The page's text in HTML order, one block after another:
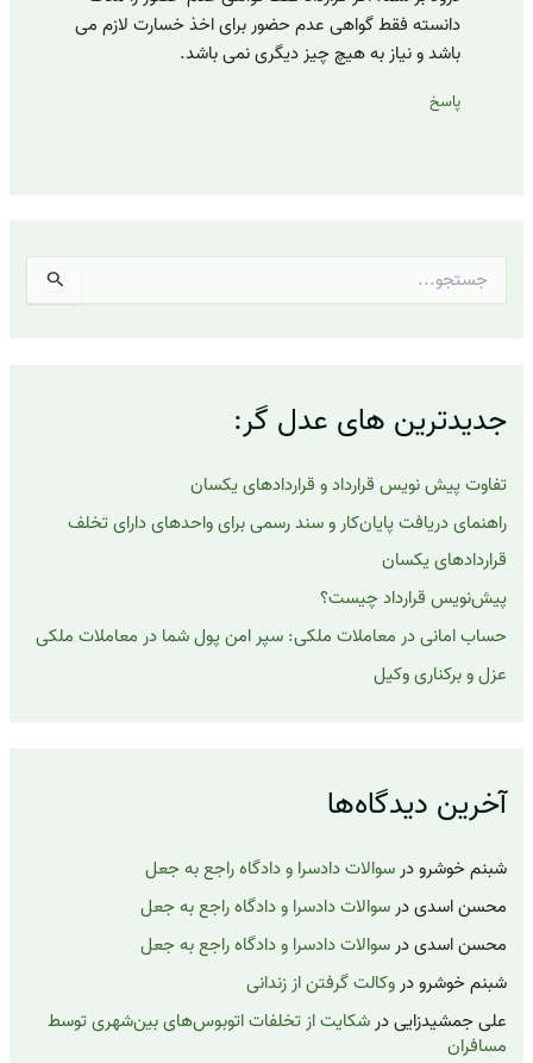
دانسته فقط گواهی عدم حضور برای اخذ خسارت لازم می
باشد و نیاز به هیچ چیز دیگری نمی باشد.
پاسخ
س
ر
:
جدیدترین های عدل گر:
تفاوت پیش نویس قرارداد و قراردادهای یکسان
راهنمای دریافت پایان‌کار و سند رسمی برای واحدهای دارای تخلف
قراردادهای یکسان
پیش‌نویس قرارداد چیست؟
حساب امانی در معاملات ملکی: سپر امن پول شما در معاملات ملکی
عزل و برکناری وکیل
آخرین دیدگاه‌ها
شبنم خوشرودرسوالات دادسرا و دادگاه راجع به جعل
محسن اسدیدرسوالات دادسرا و دادگاه راجع به جعل
محسن اسدیدرسوالات دادسرا و دادگاه راجع به جعل
شبنم خوشرودروکالت گرفتن از زندانی
علی جمشیدزاییدرشکایت از تخلفات اتوبوس‌های بین‌شهری توسط
مسافران